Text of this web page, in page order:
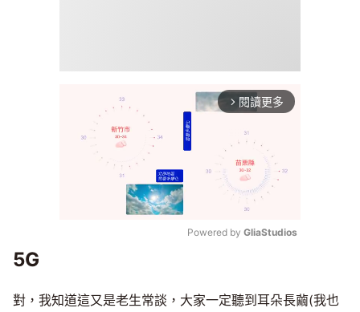
arrow_forward_ios 閱讀更多
Powered by GliaStudios
5G
對，我知道這又是老生常談，大家一定聽到耳朵長繭(我也